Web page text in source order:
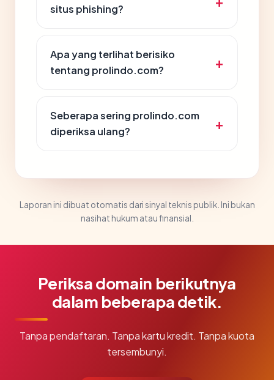
situs phishing?
Apa yang terlihat berisiko
tentang prolindo.com?
Seberapa sering prolindo.com
diperiksa ulang?
Laporan ini dibuat otomatis dari sinyal teknis publik. Ini bukan
nasihat hukum atau finansial.
Periksa domain berikutnya
dalam beberapa detik.
Tanpa pendaftaran. Tanpa kartu kredit. Tanpa kuota
tersembunyi.